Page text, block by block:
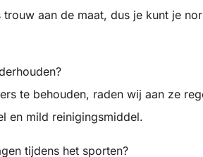
aan de maat, dus je kunt je
te behouden, raden wij aan ze
en mild reinigingsmiddel.
tijdens het sporten?